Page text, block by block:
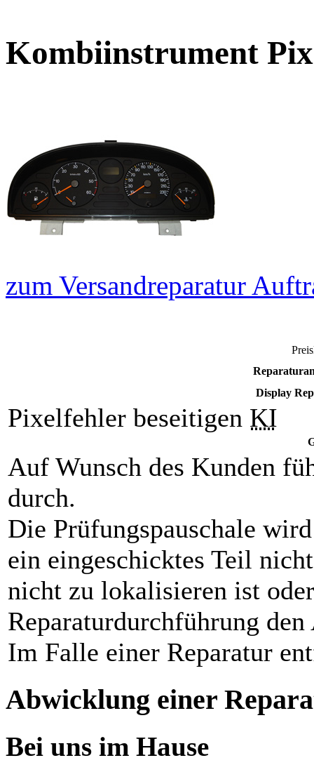
Kombiinstrument
zum Versandreparatur
Display
Pixelfehler beseitigen KI
Auf Wunsch des Kunden
durch.
Die Prüfungspauschale
ein eingeschicktes Teil
nicht zu lokalisieren ist
Reparaturdurchführung
Im Falle einer Reparatur
Abwicklung einer
Bei uns im Hause